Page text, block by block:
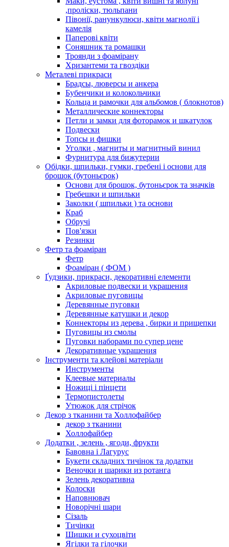
,проліски, тюльпани
Півонії, ранункулюси, квіти магнолії і
камелія
Паперові квіти
Соняшник та ромашки
Троянди з фоамірану
Хризантеми та гвоздіки
Металеві прикраси
Брадсы, люверсы и анкера
Бубенчики и колокольчики
Кольца и рамочки для альбомов ( блокнотов)
Металлические коннекторы
Петли и замки для фоторамок и шкатулок
Подвески
Топсы и фишки
Уголки , магниты и магнитный винил
Фурнитура для бижутерии
Обідки, шпильки, гумки, гребені і основи для
брошок (бутоньєрок)
Основи для брошок, бутоньєрок та значків
Гребешки и шпильки
Заколки ( шпильки ) та основи
Краб
Обручі
Пов'язки
Резинки
Фетр та фоаміран
Фетр
Фоаміран ( ФОМ )
Ґудзики, прикраси, декоративні елементи
Акриловые подвески и украшения
Акриловые пуговицы
Деревянные пуговки
Деревянные катушки и декор
Коннекторы из дерева , бирки и прищепки
Пуговицы из смолы
Пуговки наборами по супер цене
Декоративные украшения
Інструменти та клейові матеріали
Инструменты
Клеевые материалы
Ножиці і пінцети
Термопистолеты
Утюжок для стрічок
Декор з тканини та Холлофайбер
декор з тканини
Холлофайбер
Додатки , зелень , ягоди, фрукти
Бавовна і Лагурус
Букети складних тичінок та додатки
Веночки и шарики из ротанга
Зелень декоративна
Колоски
Наповнювач
Новорічні шари
Сізаль
Тичінки
Шишки и сухоцвіти
Ягідки та гілочки